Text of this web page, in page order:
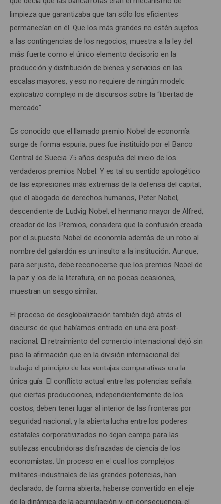
limpieza que garantizaba que tan sólo los eficientes
permanecían en él. Que los más grandes no estén sujetos
a las contingencias de los negocios, muestra a la ley del
más fuerte como el único elemento decisorio en la
producción y distribución de bienes y servicios en las
escalas mayores, y eso no requiere de ningún modelo
explicativo complejo ni de discursos sobre la “libertad de
mercado”.
Es conocido que el llamado premio Nobel de economía
surge de forma espuria, pues fue instituido por el Banco
Central de Suecia 75 años después del inicio de los
verdaderos premios Nobel. Y es tal su sentido apologético
de las expresiones más extremas de la defensa del capital,
que el abogado de derechos humanos, Peter Nobel,
descendiente de Ludvig Nobel, el hermano mayor de Alfred,
creador de los Premios, considera que la confusión creada
por el supuesto Nobel de economía además de un robo al
nombre del galardón es un insulto a la institución. Aunque,
para ser justo, debe reconocerse que los premios Nobel de
la paz y los de la literatura, en no pocas ocasiones,
muestran un sesgo similar.
El proceso de desglobalización también dejó atrás el
discurso de que habíamos entrado en una era post-
nacional. El retraimiento del comercio internacional dejó sin
piso la afirmación que en la división internacional del
trabajo el principio de las ventajas comparativas era la
única guía. El conflicto actual entre las potencias señala
que ciertas producciones, independientemente de los
costos, deben tener lugar al interior de las fronteras por
seguridad nacional, y la abierta lucha entre los poderes
estatales corporativizados no dejan campo para las
sutilezas encubridoras disfrazadas de ciencia de los
economistas. Un proceso en el cual los complejos
militares-industriales de las grandes potencias, han
declarado, de forma abierta, haberse convertido en el eje
de la dinámica de la acumulación y, en consecuencia, el